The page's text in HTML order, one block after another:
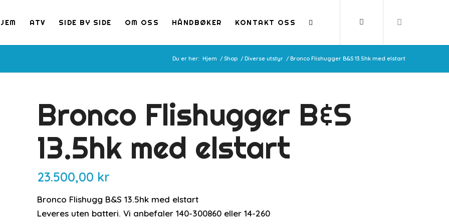
ATV SIDE BY SIDE OM OSS HÅNDBØKER KONTAKT OSS
Du er her: Hjem / Shop / Diverse utstyr / Bronco Flishugger B&S 13.5hk med elstart
Bronco Flishugger B&S
13.5hk med elstart
23.500,00 kr
Bronco Flishugg B&S 13.5hk med elstart
Leveres uten batteri. Vi anbefaler 140-300860 eller 14-260